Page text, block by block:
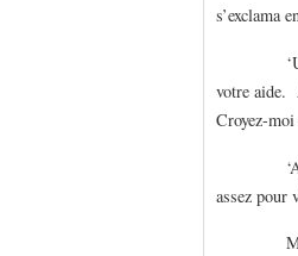
s’exclama
‘Un
votre aide.
Croyez-
‘Après
assez pour
Mon roi”